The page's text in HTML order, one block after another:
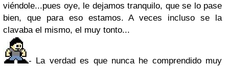
viéndole...pues oye, le dejamos tranquilo, que se lo pase
bien, que para eso estamos. A veces incluso se la
clavaba el mismo, el muy tonto...
- La verdad es que nunca he comprendido muy